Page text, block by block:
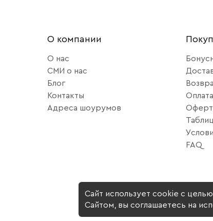
О компании
О нас
СМИ о нас
Блог
Контакты
Адреса шоурумов
Оплата
FAQ
Сайт использует cookie с
Сайтом, вы соглашаетесь на